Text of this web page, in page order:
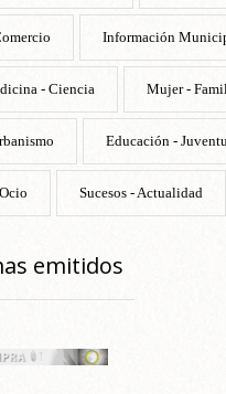
Información
- Ciencia Mujer -
Educación -
Sucesos - Actualidad
emitidos